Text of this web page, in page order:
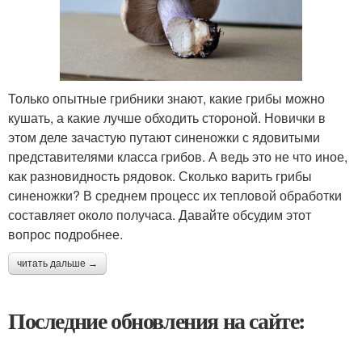
Только опытные грибники знают, какие грибы можно
кушать, а какие лучше обходить стороной. Новички в
этом деле зачастую путают синеножки с ядовитыми
представителями класса грибов. А ведь это не что иное,
как разновидность рядовок. Сколько варить грибы
синеножки? В среднем процесс их тепловой обработки
составляет около получаса. Давайте обсудим этот
вопрос подробнее.
читать дальше →
Последние обновления на сайте: